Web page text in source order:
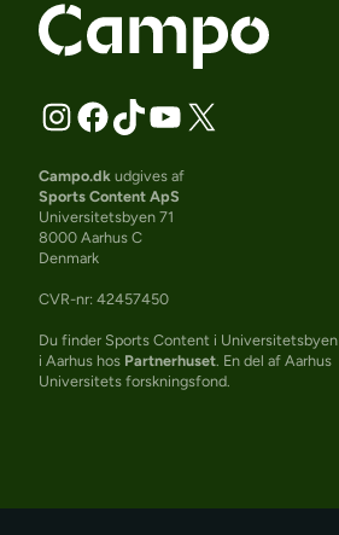
Campo.dk udgives af
Sports Content ApS
Universitetsbyen 71
8000 Aarhus C
Denmark
CVR-nr: 42457450
Du finder Sports Content i Universitetsbyen
i Aarhus hos Partnerhuset . En del af Aarhus
Universitets forskningsfond.